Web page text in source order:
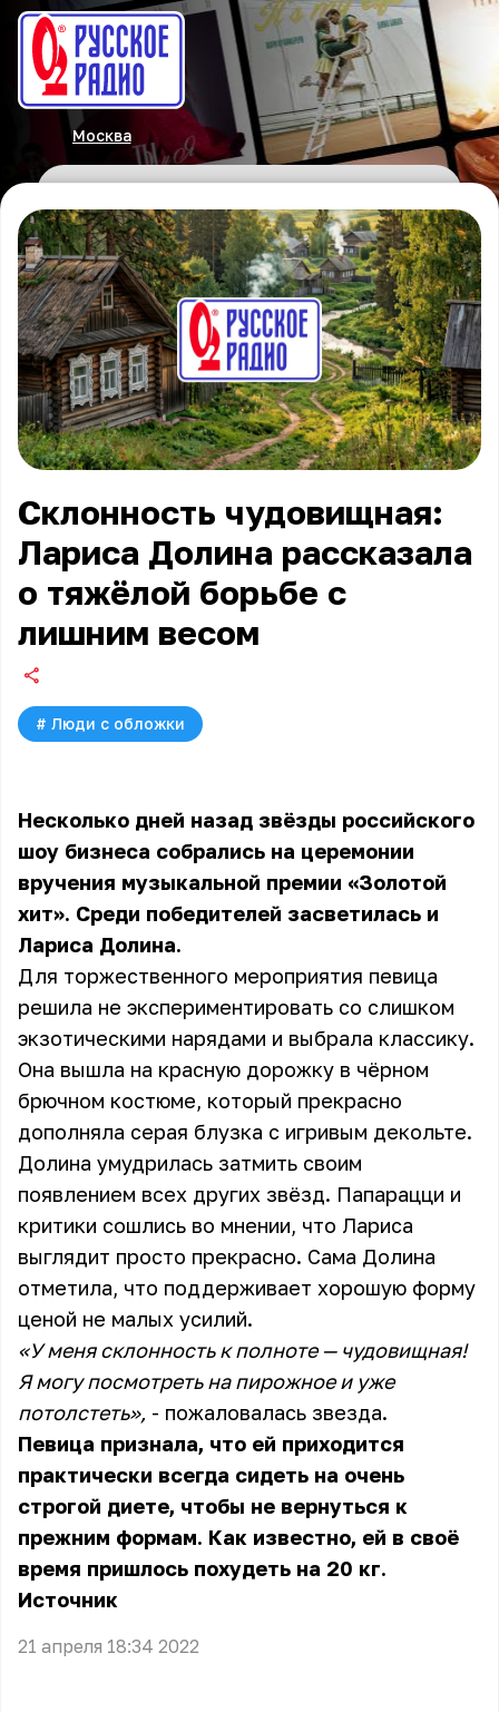
Москва
Склонность чудовищная:
Лариса Долина рассказала
о тяжёлой борьбе с
лишним весом
# Люди с обложки
Несколько дней назад звёзды российского
шоу бизнеса собрались на церемонии
вручения музыкальной премии «Золотой
хит». Среди победителей засветилась и
Лариса Долина.
Для торжественного мероприятия певица
решила не экспериментировать со слишком
экзотическими нарядами и выбрала классику.
Она вышла на красную дорожку в чёрном
брючном костюме, который прекрасно
дополняла серая блузка с игривым декольте.
Долина умудрилась затмить своим
появлением всех других звёзд. Папарацци и
критики сошлись во мнении, что Лариса
выглядит просто прекрасно. Сама Долина
отметила, что поддерживает хорошую форму
ценой не малых усилий.
«У меня склонность к полноте — чудовищная!
Я могу посмотреть на пирожное и уже
потолстеть», - пожаловалась звезда.
Певица признала, что ей приходится
практически всегда сидеть на очень
строгой диете, чтобы не вернуться к
прежним формам. Как известно, ей в своё
время пришлось похудеть на 20 кг.
Источник
21 апреля 18:34 2022